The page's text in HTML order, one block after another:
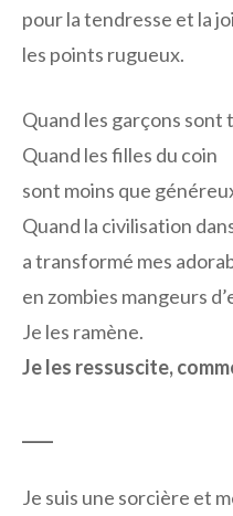
pour la tendresse et la
les points rugueux.
Quand les garçons sont
Quand les filles du coin
sont moins que
Quand la civilisation
a transformé mes
en zombies mangeurs
Je les ramène.
Je les ressuscite,
Je suis une sorcière et